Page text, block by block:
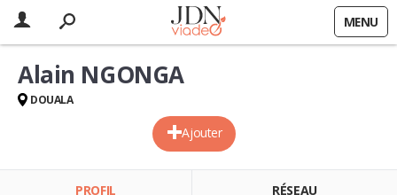
MENU
Ajouter
Alain NGONGA
DOUALA
PROFIL RÉSEAU